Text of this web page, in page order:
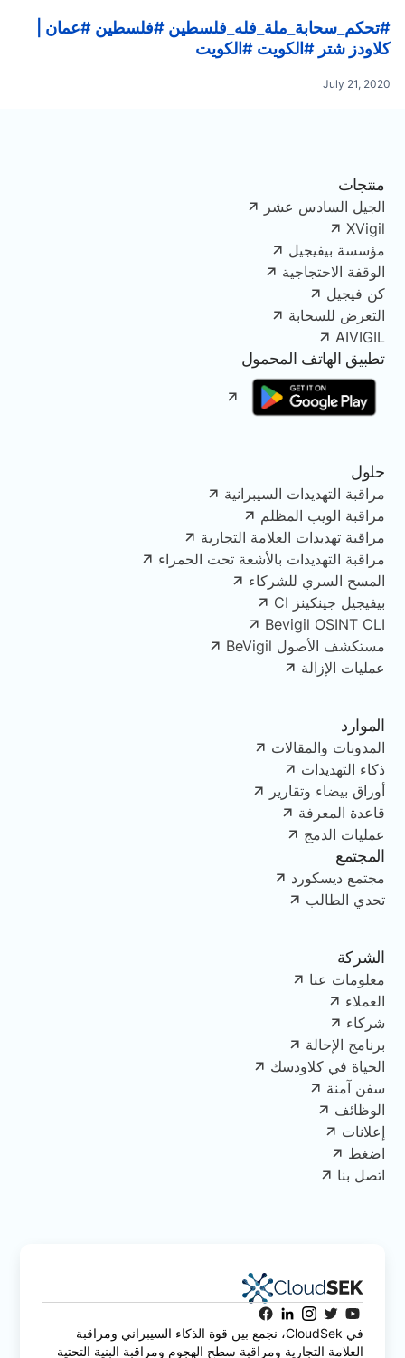
#تحكم_سحابة_ملة_فله_فلسطين #فلسطين #عمان |
كلاودز شتر #الكويت #الكويت
July 21, 2020
منتجات
الجيل السادس عشر
XVigil
مؤسسة بيفيجيل
الوقفة الاحتجاجية
كن فيجيل
التعرض للسحابة
AIVIGIL
تطبيق الهاتف المحمول
حلول
مراقبة التهديدات السيبرانية
مراقبة الويب المظلم
مراقبة تهديدات العلامة التجارية
مراقبة التهديدات بالأشعة تحت الحمراء
المسح السري للشركاء
بيفيجيل جينكينز CI
Bevigil OSINT CLI
مستكشف الأصول BeVigil
عمليات الإزالة
الموارد
المدونات والمقالات
ذكاء التهديدات
أوراق بيضاء وتقارير
قاعدة المعرفة
عمليات الدمج
المجتمع
مجتمع ديسكورد
تحدي الطالب
الشركة
معلومات عنا
العملاء
شركاء
برنامج الإحالة
الحياة في كلاودسك
سفن آمنة
الوظائف
إعلانات
اضغط
اتصل بنا
في CloudSek، نجمع بين قوة الذكاء السيبراني ومراقبة
العلامة التجارية ومراقبة سطح الهجوم ومراقبة البنية التحتية